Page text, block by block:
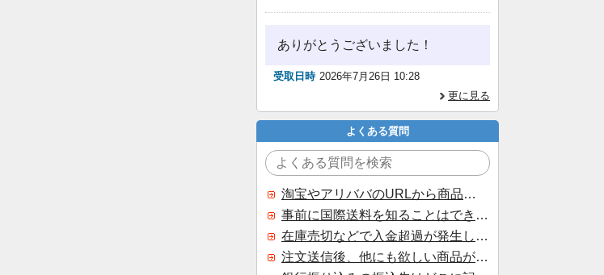
ありがとうございました！
受取日時 2026年7月26日 10:28
更に見る
よくある質問
淘宝やアリババのURLから商品を探すことはできますか？
事前に国際送料を知ることはできますか？
在庫売切などで入金超過が発生した場合はいつ返金されますか？
注文送信後、他にも欲しい商品が見つかった場合、追加注文できますか？